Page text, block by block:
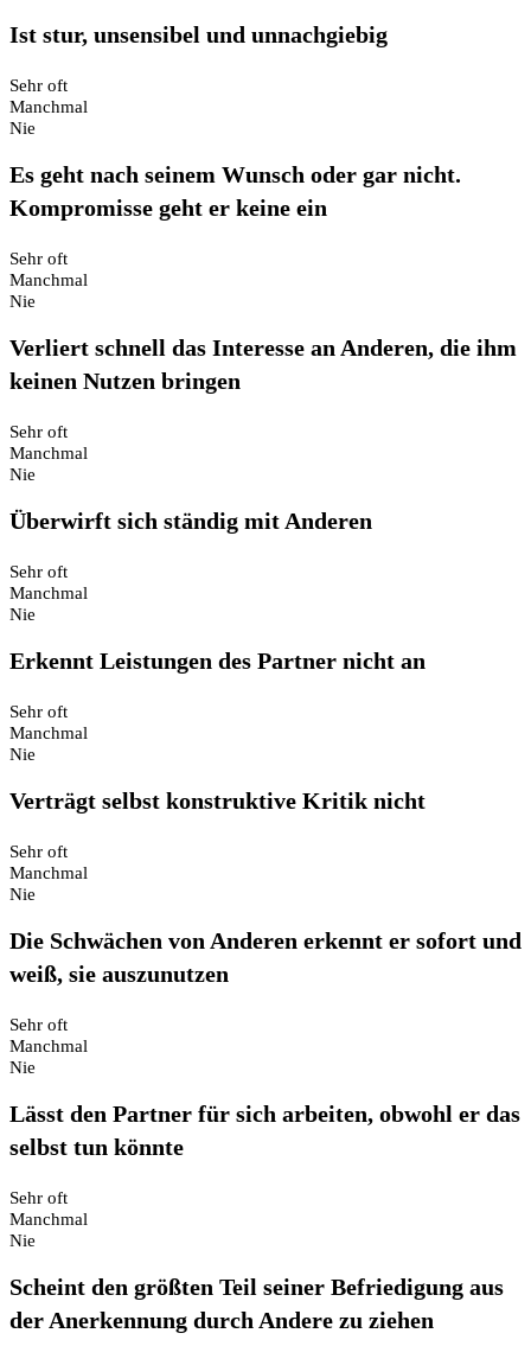
Ist stur, unsensibel und unnachgiebig
Sehr oft
Manchmal
Nie
Es geht nach seinem Wunsch oder gar nicht.
Kompromisse geht er keine ein
Sehr oft
Manchmal
Nie
Verliert schnell das Interesse an Anderen, die ihm
keinen Nutzen bringen
Sehr oft
Manchmal
Nie
Überwirft sich ständig mit Anderen
Sehr oft
Manchmal
Nie
Erkennt Leistungen des Partner nicht an
Sehr oft
Manchmal
Nie
Verträgt selbst konstruktive Kritik nicht
Sehr oft
Manchmal
Nie
Die Schwächen von Anderen erkennt er sofort und
weiß, sie auszunutzen
Sehr oft
Manchmal
Nie
Lässt den Partner für sich arbeiten, obwohl er das
selbst tun könnte
Sehr oft
Manchmal
Nie
Scheint den größten Teil seiner Befriedigung aus
der Anerkennung durch Andere zu ziehen